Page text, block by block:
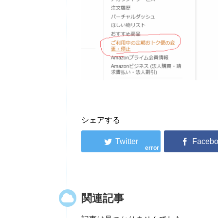
シェアする
error
関連記事